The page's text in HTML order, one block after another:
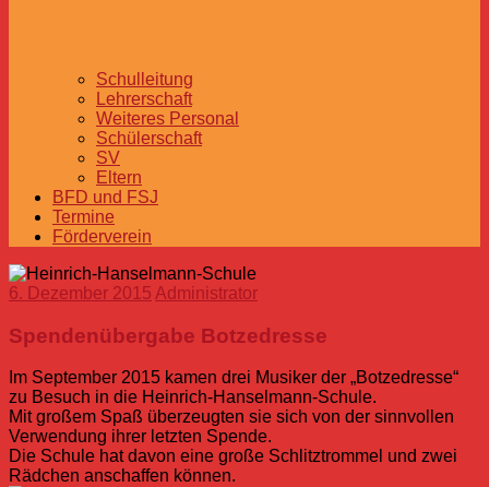
Schulleitung
Lehrerschaft
Weiteres Personal
Schülerschaft
SV
Eltern
BFD und FSJ
Termine
Förderverein
6. Dezember 2015 Administrator
Spendenübergabe Botzedresse
Im September 2015 kamen drei Musiker der „Botzedresse“
zu Besuch in die Heinrich-Hanselmann-Schule.
Mit großem Spaß überzeugten sie sich von der sinnvollen
Verwendung ihrer letzten Spende.
Die Schule hat davon eine große Schlitztrommel und zwei
Rädchen anschaffen können.